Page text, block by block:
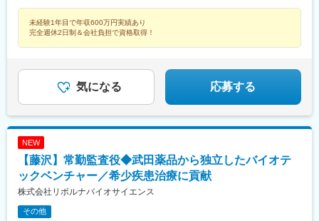
区、南区＜その他＞横須賀市、平塚市、鎌倉市、藤沢市、茅ヶ崎
市、逗子市、三浦市、秦野市、厚木市、大和市、伊勢原市、海老
名市、座間市、綾瀬市、葉山町、寒川町、大磯町、二宮町、松田
にご相談ください！☆将来的に全国のご希望勤務地へUIターン可
能・初期費用会社負担等の移住支援あり（規定有）・UIターン転
勤希望者への年間の支援あり（規定有）☆マイカー通勤手当あり
未経験1年目で年収600万円実績あり
完全週休2日制＆会社負担で資格取得！
気になる 応募する
NEW
【藤沢】常勤監査役◆武田薬品から独立したバイオテ
ックベンチャー／希少疾患治療に貢献
株式会社リボルナバイオサイエンス
その他